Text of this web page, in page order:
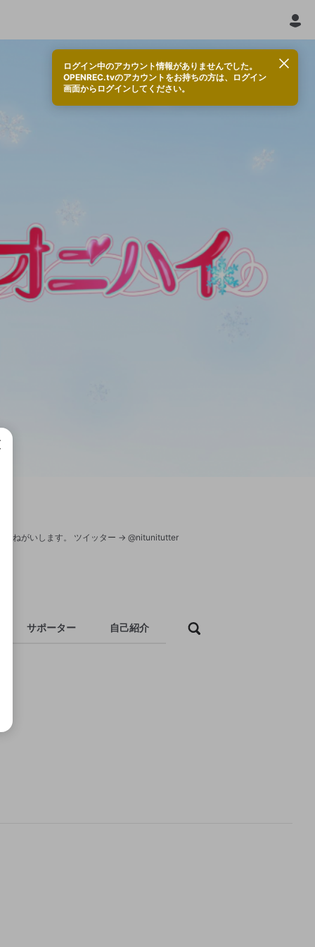
ログイン中のアカウント情報がありませんでした。
OPENREC.tvのアカウントをお持ちの方は、ログイン
画面からログインしてください。
おねがいします。 ツイッター → @nitunitutter
サポーター 自己紹介